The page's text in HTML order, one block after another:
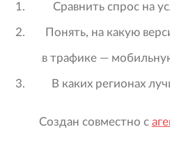
Сравнить спрос на
Понять, на какую
в трафике —
В каких регионах
Создан совместно с